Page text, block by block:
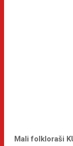
Mali folkloraši